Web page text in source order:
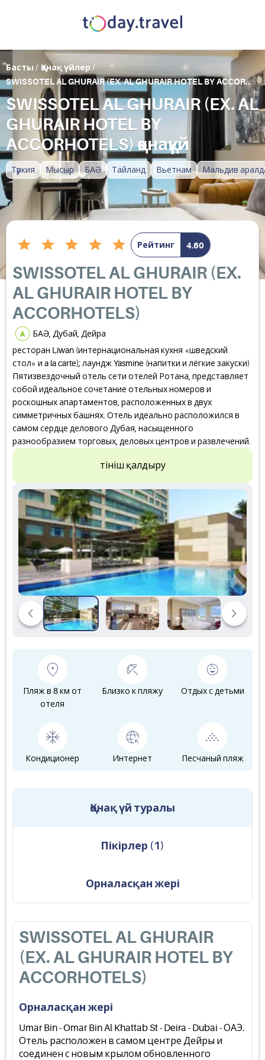
Түркия Мысыр БАӘ Тайланд Вьетнам Мальдив
Басты / Қонақ үйлер/
SWISSOTEL AL GHURAIR (EX. AL GHURAIR HOTEL BY ACCORHOTELS)
SWISSOTEL AL GHURAIR (EX. AL
GHURAIR HOTEL BY
ACCORHOTELS) қонақүй
Рейтинг 4.60
SWISSOTEL AL GHURAIR (EX.
AL GHURAIR HOTEL BY
ACCORHOTELS)
БАӘ, Дубай, Дейра
ресторан Liwan (интернациональная кухня «шведский
стол» и a la carte); лаундж Yasmine (напитки и лёгкие закуски)
Пятизвездочный отель сети отелей Ротана, представляет
собой идеальное сочетание отельных номеров и
роскошных апартаментов, расположенных в двух
симметричных башнях. Отель идеально расположился в
самом сердце делового Дубая, насыщенного
разнообразием торговых, деловых центров и развлечений.
Өтініш қалдыру
Пляж в 8 км от
отеля
Близко к пляжу Отдых с детьми
Кондиционер Интернет Песчаный пляж
Қонақ үй туралы
Пікірлер ( 1 )
Орналасқан жері
SWISSOTEL AL GHURAIR
(EX. AL GHURAIR HOTEL BY
ACCORHOTELS)
Орналасқан жері
Umar Bin - Omar Bin Al Khattab St - Deira - Dubai - ОАЭ.
Отель расположен в самом центре Дейры и
соединен с новым крылом обновленного